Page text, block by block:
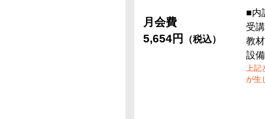
月会費
5,654円
（税込）
■内
受
教
設
上
が生